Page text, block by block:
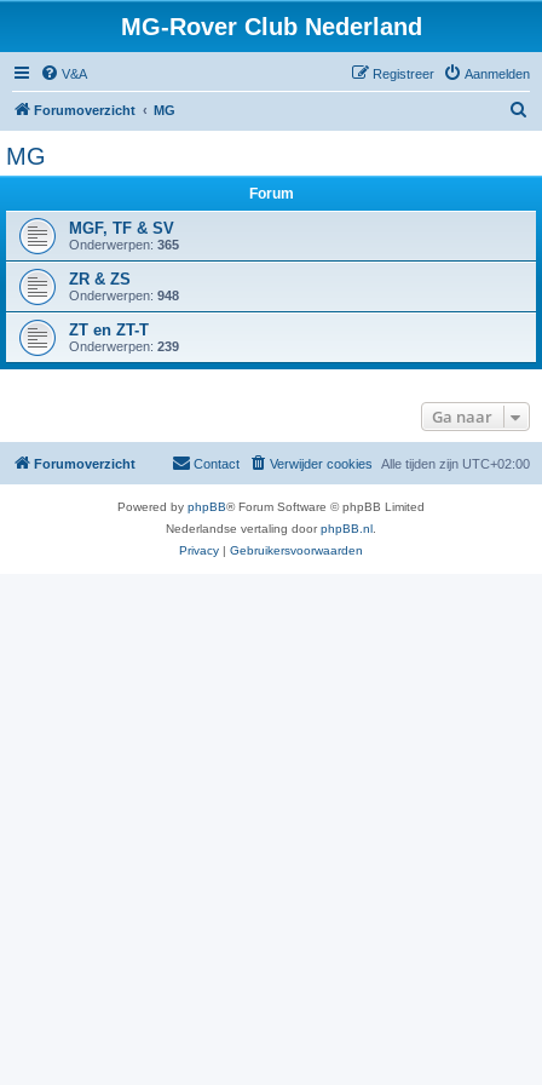
MG-Rover Club Nederland
V&A Aanmelden
Registreer
Forumoverzicht MG
MG
Forum
MGF, TF & SV
Onderwerpen: 365
ZR & ZS
Onderwerpen: 948
ZT en ZT-T
Onderwerpen: 239
Ga naar
Forumoverzicht Alle tijden zijn UTC+02:00
Verwijder cookies
Contact
Powered by phpBB® Forum Software © phpBB Limited
Nederlandse vertaling doorphpBB.nl
Privacy | Gebruikersvoorwaarden